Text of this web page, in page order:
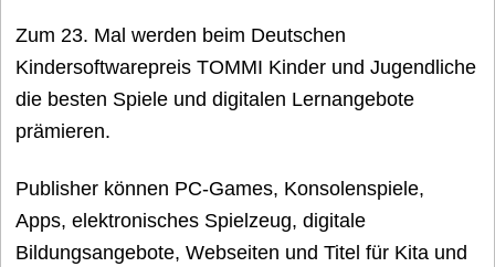
Zum 23. Mal werden beim Deutschen
Kindersoftwarepreis TOMMI Kinder und Jugendliche
die besten Spiele und digitalen Lernangebote
prämieren.
Publisher können PC-Games, Konsolenspiele,
Apps, elektronisches Spielzeug, digitale
Bildungsangebote, Webseiten und Titel für Kita und